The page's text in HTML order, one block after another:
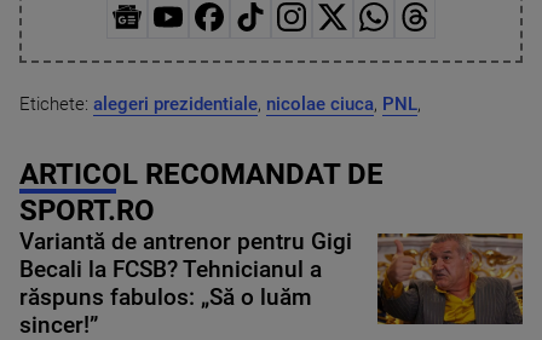
Etichete: alegeri prezidentiale, nicolae ciuca, PNL,
ARTICOL RECOMANDAT DE
SPORT.RO
Variantă de antrenor pentru Gigi
Becali la FCSB? Tehnicianul a
răspuns fabulos: „Să o luăm
sincer!”